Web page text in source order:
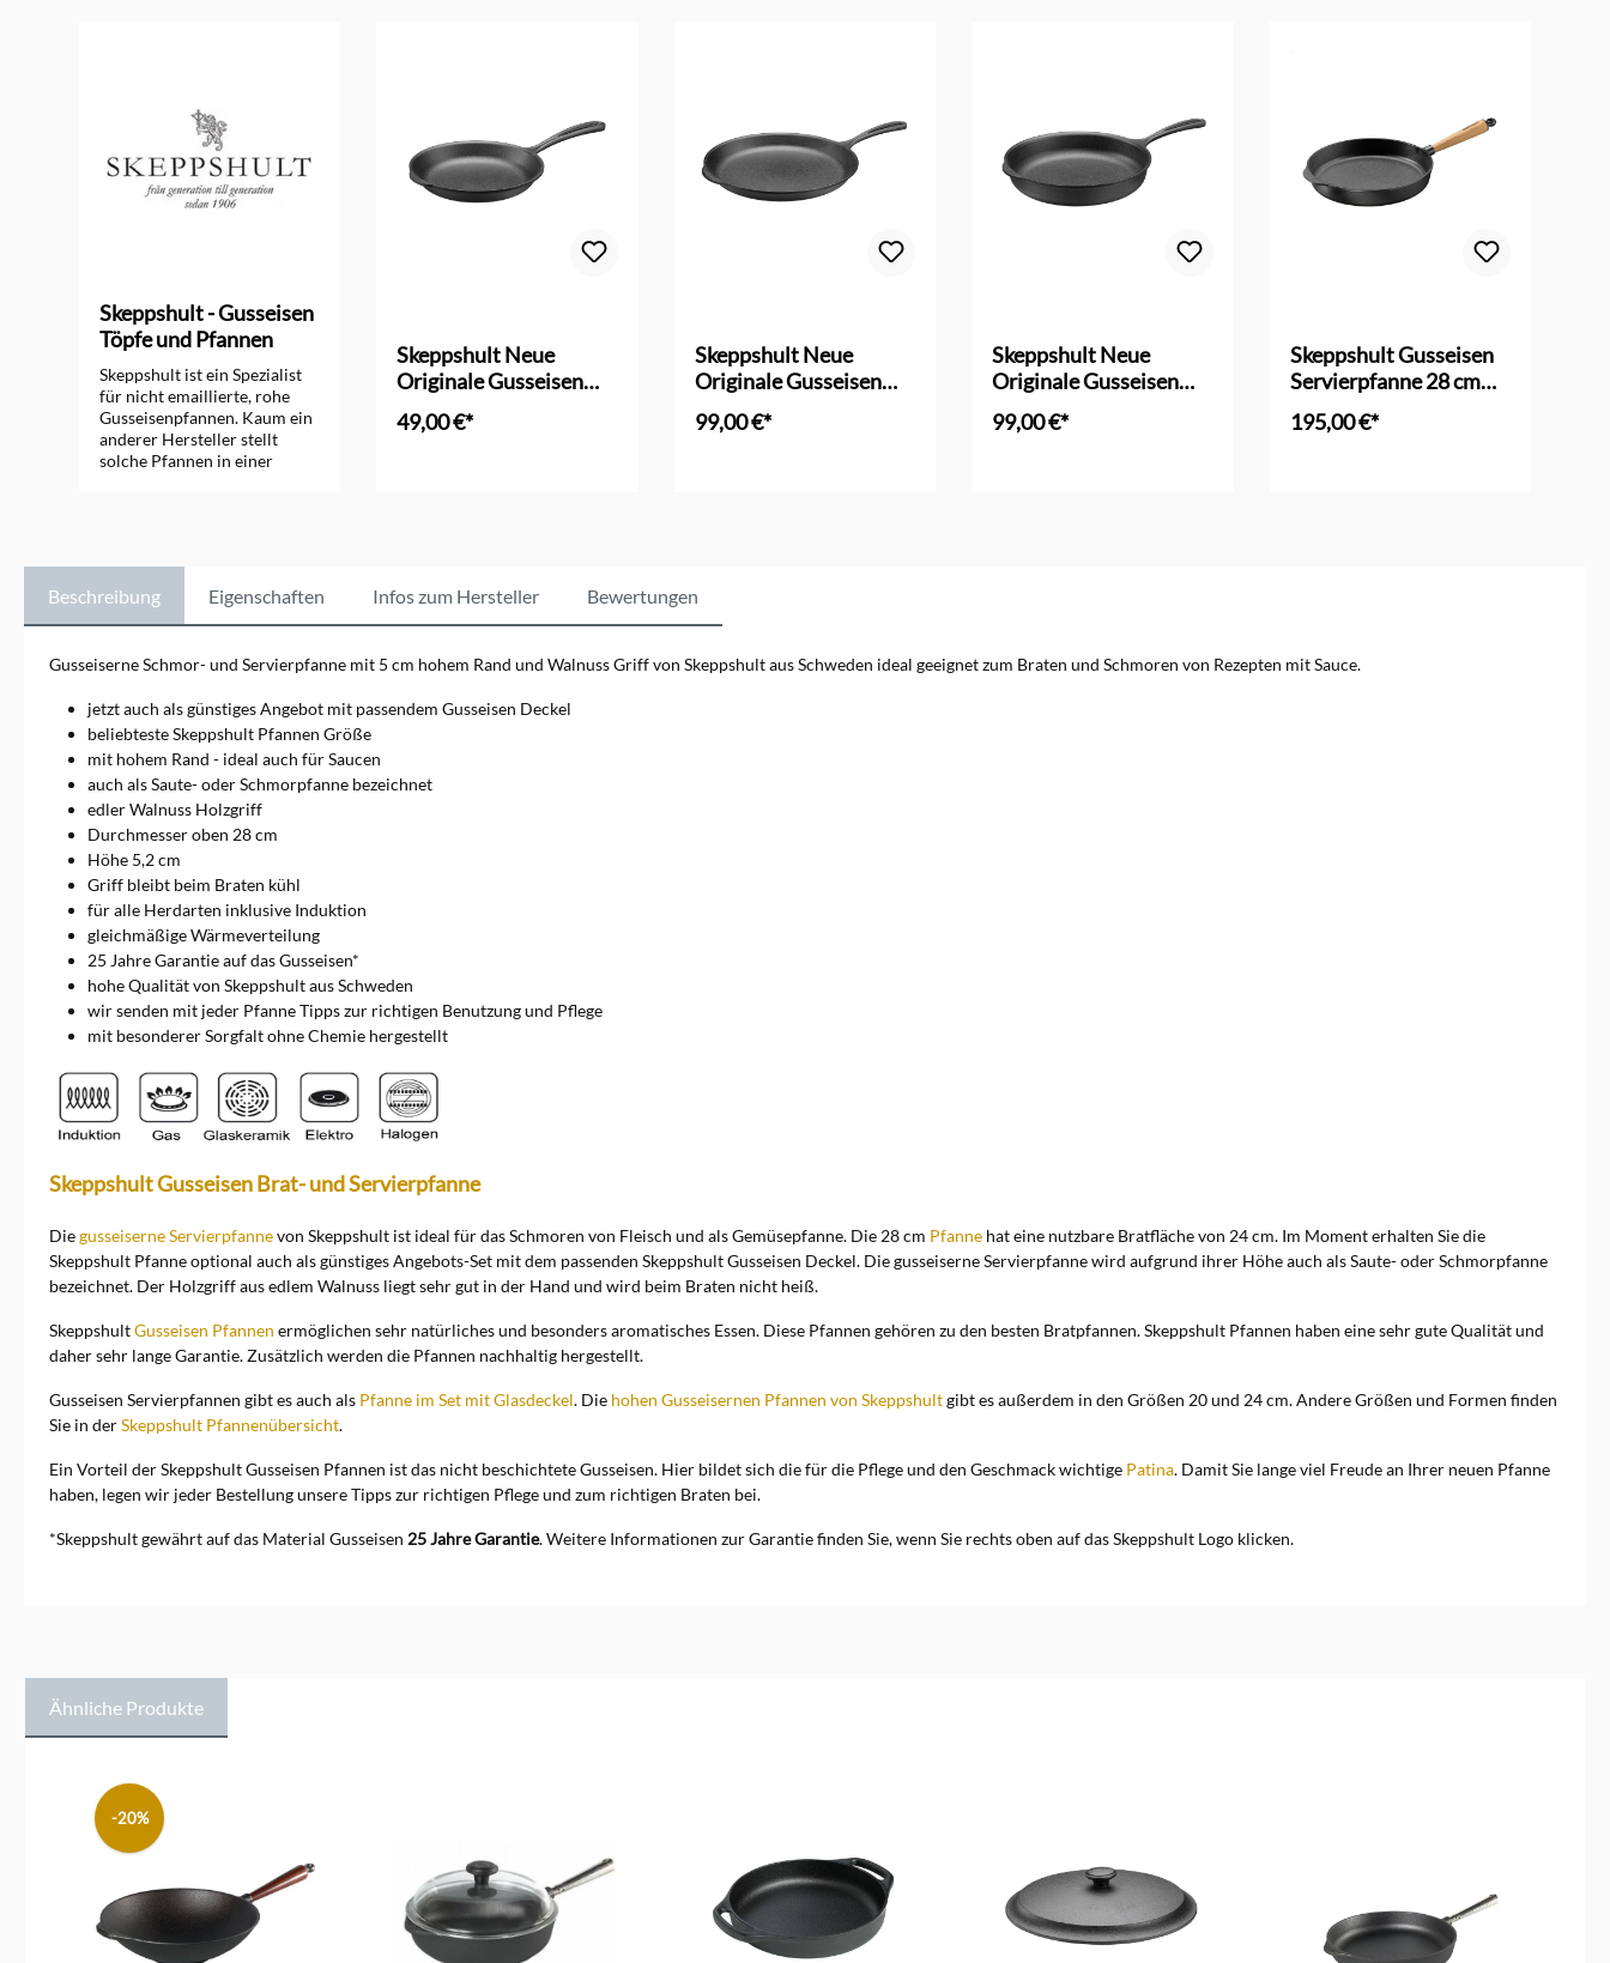
Skeppshult - Gusseisen
Töpfe und Pfannen
Skeppshult ist ein Spezialist
für nicht emaillierte, rohe
Gusseisenpfannen. Kaum ein
anderer Hersteller stellt
solche Pfannen in einer
Bräter und Küchenhelfer aus
rohem Gusseisen. Alle
Kochgeschirrteile von
Skeppshult haben den Vorteil,
dass sie sich für eine
bewusste Ernährung
nachhaltig produziert
werden.
Skeppshult Neue
Originale Gusseisen
Bratpfanne 20 cm
49,00 €*
Skeppshult Neue
Originale Gusseisen
Bratpfanne 28 cm
99,00 €*
Skeppshult Neue
Originale Gusseisen
Schmorpfanne 25 cm
99,00 €*
Skeppshult Gusseisen
Servierpfanne 28 cm
Eiche
195,00 €*
Beschreibung Eigenschaften Infos zum Hersteller Bewertungen
Gusseiserne Schmor- und Servierpfanne mit 5 cm hohem Rand und Walnuss Griff von Skeppshult aus Schweden ideal geeignet zum Braten und Schmoren von Rezepten mit Sauce.
jetzt auch als günstiges Angebot mit passendem Gusseisen Deckel
beliebteste Skeppshult Pfannen Größe
mit hohem Rand - ideal auch für Saucen
auch als Saute- oder Schmorpfanne bezeichnet
edler Walnuss Holzgriff
Durchmesser oben 28 cm
Höhe 5,2 cm
Griff bleibt beim Braten kühl
für alle Herdarten inklusive Induktion
gleichmäßige Wärmeverteilung
25 Jahre Garantie auf das Gusseisen*
hohe Qualität von Skeppshult aus Schweden
wir senden mit jeder Pfanne Tipps zur richtigen Benutzung und Pflege
mit besonderer Sorgfalt ohne Chemie hergestellt
Skeppshult Gusseisen Brat- und Servierpfanne
Diegusseiserne Servierpfannevon Skeppshult ist ideal für das Schmoren von Fleisch und als Gemüsepfanne. Die 28 cm Pfanne hat eine nutzbare Bratfläche von 24 cm. Im Moment erhalten Sie die
Skeppshult Pfanne optional auch als günstiges Angebots-Set mit dem passenden Skeppshult Gusseisen Deckel. Die gusseiserne Servierpfanne wird aufgrund ihrer Höhe auch als Saute- oder Schmorpfanne
bezeichnet. Der Holzgriff aus edlem Walnuss liegt sehr gut in der Hand und wird beim Braten nicht heiß.
SkeppshultGusseisen Pfannen ermöglichen sehr natürliches und besonders aromatisches Essen. Diese Pfannen gehören zu den besten Bratpfannen. Skeppshult Pfannen haben eine sehr gute Qualität und
daher sehr lange Garantie. Zusätzlich werden die Pfannen nachhaltig hergestellt.
Gusseisen Servierpfannen gibt es auch als Pfanne im Set mit Glasdeckel. Die hohen Gusseisernen Pfannen von Skeppshultgibt es außerdem in den Größen 20 und 24 cm. Andere Größen und Formen finden
Sie in derSkeppshult Pfannenübersicht.
Ein Vorteil der Skeppshult Gusseisen Pfannen ist das nicht beschichtete Gusseisen. Hier bildet sich die für die Pflege und den Geschmack wichtige Patina. Damit Sie lange viel Freude an Ihrer neuen Pfanne
haben, legen wir jeder Bestellung unsere Tipps zur richtigen Pflege und zum richtigen Braten bei.
*Skeppshult gewährt auf das Material Gusseisen 25 Jahre Garantie. Weitere Informationen zur Garantie finden Sie, wenn Sie rechts oben auf das Skeppshult Logo klicken.
Ähnliche Produkte
-20%